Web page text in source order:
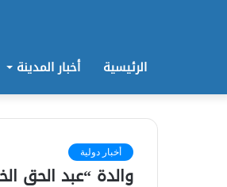
الرئيسية أخبار المدينة
أخبار دولية
والدة “عبد الحق